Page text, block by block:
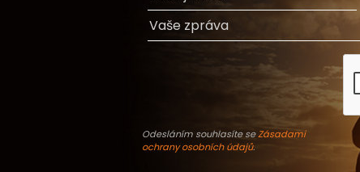
Odesláním souhlasíte seZásadami
ochrany osobních údajů.